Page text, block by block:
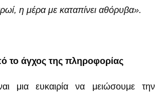
η μέρα με καταπίνει αθόρυβα».
το άγχος της πληροφορίας
μια ευκαιρία να μειώσουμε την